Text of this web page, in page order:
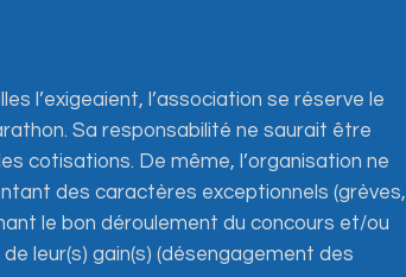
l’exigeaient, l’association se réserve le
Sa responsabilité ne saurait être
cotisations. De même, l’organisation ne
des caractères exceptionnels (grèves,
le bon déroulement du concours et/ou
leur(s) gain(s) (désengagement des